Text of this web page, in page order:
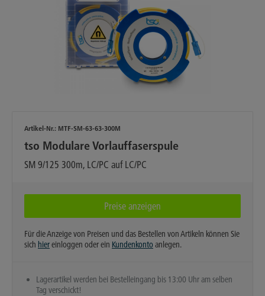
Artikel-Nr.: MTF-SM-63-63-300M
tso Modulare Vorlauffaserspule
SM 9/125 300m, LC/PC auf LC/PC
Preise anzeigen
Für die Anzeige von Preisen und das Bestellen von Artikeln können Sie
sich hiereinloggen oder ein Kundenkontoanlegen.
Lagerartikel werden bei Bestelleingang bis 13:00 Uhr am selben
Tag verschickt!